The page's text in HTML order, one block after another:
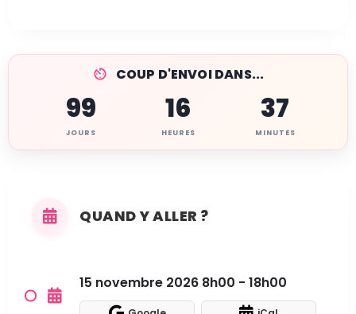
COUP D'ENVOI DANS...
99
JOURS
16
HEURES
37
MINUTES
QUAND Y ALLER ?
15 novembre 2026 8h00 - 18h00